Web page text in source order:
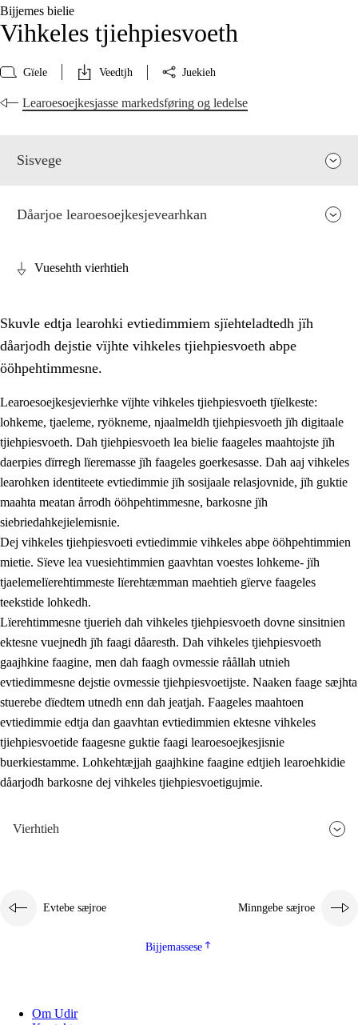
Bijjemes bielie
Vihkeles tjiehpiesvoeth
Gïele Veedtjh Juekieh
Learoesoejkesjasse markedsføring og ledelse
Sisvege
2. Lïeremen, evtiedimmien jïh skearkagimmien prinsihph
2.1 Sosijaale lïereme jïh evtiedimmie
2.2 Maahtoe faagine
2.3 Vihkeles tjiehpiesvoeth
2.4 Lïeredh lïeredh
Dåaresthfaageles teemah
Dåarjoe learoesoejkesjevearhkan
Vuesehth vierhtieh
Skuvle edtja learohki evtiedimmiem sjïehteladtedh jïh
dåarjodh dejstie vïjhte vihkeles tjiehpiesvoeth abpe
ööhpehtimmesne.
Learoesoejkesjevierhke vïjhte vihkeles tjiehpiesvoeth tjïelkeste:
lohkeme, tjaeleme, ryökneme, njaalmeldh tjiehpiesvoeth jïh digitaale
tjiehpiesvoeth. Dah tjiehpiesvoeth lea bielie faageles maahtojste jïh
daerpies dïrregh lïeremasse jïh faageles goerkesasse. Dah aaj vihkeles
learohken identiteete evtiedimmie jïh sosijaale relasjovnide, jïh guktie
maahta meatan årrodh ööhpehtimmesne, barkosne jïh
siebriedahkejielemisnie.
Dej vihkeles tjiehpiesvoeti evtiedimmie vihkeles abpe ööhpehtimmien
mietie. Sïeve lea vuesiehtimmien gaavhtan voestes lohkeme- jïh
tjaelemelïerehtimmeste lïerehtæmman maehtieh gïerve faageles
teekstide lohkedh.
Lïerehtimmesne tjuerieh dah vihkeles tjiehpiesvoeth dovne sinsitnien
ektesne vuejnedh jïh faagi dåaresth. Dah vihkeles tjiehpiesvoeth
gaajhkine faagine, men dah faagh ovmessie råållah utnieh
evtiedimmesne dejstie ovmessie tjiehpiesvoetijste. Naaken faage sæjhta
stuerebe dïedtem utnedh enn dah jeatjah. Faageles maahtoen
evtiedimmie edtja dan gaavhtan evtiedimmien ektesne vihkeles
tjiehpiesvoetide faagesne guktie faagi learoesoejkesjisnie
buerkiestamme. Lohkehtæjjah gaajhkine faagine edtjieh learoehkidie
dåarjodh barkosne dej vihkeles tjiehpiesvoetigujmie.
Vierhtieh
Evtebe sæjroe Minngebe sæjroe
Bijjemassese
Om Udir